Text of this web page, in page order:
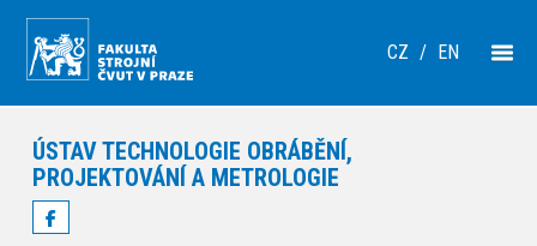
CZ / EN
ÚSTAV TECHNOLOGIE OBRÁBĚNÍ,
PROJEKTOVÁNÍ A METROLOGIE